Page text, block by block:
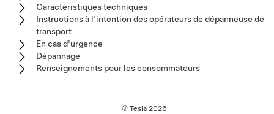
Caractéristiques techniques
Instructions à l’intention des opérateurs de dépanneuse de
transport
En cas d'urgence
Dépannage
Renseignements pour les consommateurs
© Tesla 2026